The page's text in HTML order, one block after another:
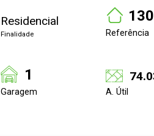
Residencial
Finalidade Referência
1
Garagem A. Útil